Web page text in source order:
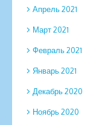
Апрель 2021
Март 2021
Февраль 2021
Январь 2021
Декабрь 2020
Ноябрь 2020